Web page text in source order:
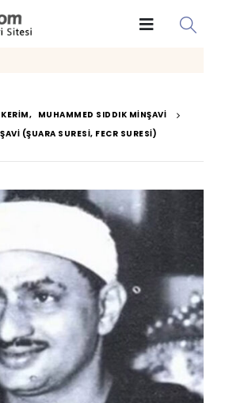
, MUHAMMED SIDDIK MINŞAVI
(ŞUARA SURESI, FECR SURESI)